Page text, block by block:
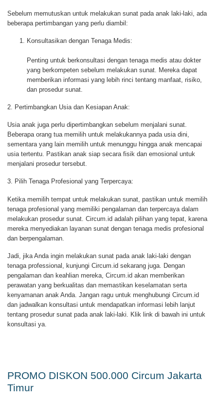
Sebelum memutuskan untuk melakukan sunat pada anak laki-laki, ada
beberapa pertimbangan yang perlu diambil:
Konsultasikan dengan Tenaga Medis:
Penting untuk berkonsultasi dengan tenaga medis atau dokter
yang berkompeten sebelum melakukan sunat. Mereka dapat
memberikan informasi yang lebih rinci tentang manfaat, risiko,
dan prosedur sunat.
2. Pertimbangkan Usia dan Kesiapan Anak:
Usia anak juga perlu dipertimbangkan sebelum menjalani sunat.
Beberapa orang tua memilih untuk melakukannya pada usia dini,
sementara yang lain memilih untuk menunggu hingga anak mencapai
usia tertentu. Pastikan anak siap secara fisik dan emosional untuk
menjalani prosedur tersebut.
3. Pilih Tenaga Profesional yang Terpercaya:
Ketika memilih tempat untuk melakukan sunat, pastikan untuk memilih
tenaga profesional yang memiliki pengalaman dan terpercaya dalam
melakukan prosedur sunat. Circum.id adalah pilihan yang tepat, karena
mereka menyediakan layanan sunat dengan tenaga medis profesional
dan berpengalaman.
Jadi, jika Anda ingin melakukan sunat pada anak laki-laki dengan
tenaga professional, kunjungi Circum.id sekarang juga. Dengan
pengalaman dan keahlian mereka, Circum.id akan memberikan
perawatan yang berkualitas dan memastikan keselamatan serta
kenyamanan anak Anda. Jangan ragu untuk menghubungi Circum.id
dan jadwalkan konsultasi untuk mendapatkan informasi lebih lanjut
tentang prosedur sunat pada anak laki-laki. Klik link di bawah ini untuk
konsultasi ya.
PROMO DISKON 500.000 Circum Jakarta
Timur